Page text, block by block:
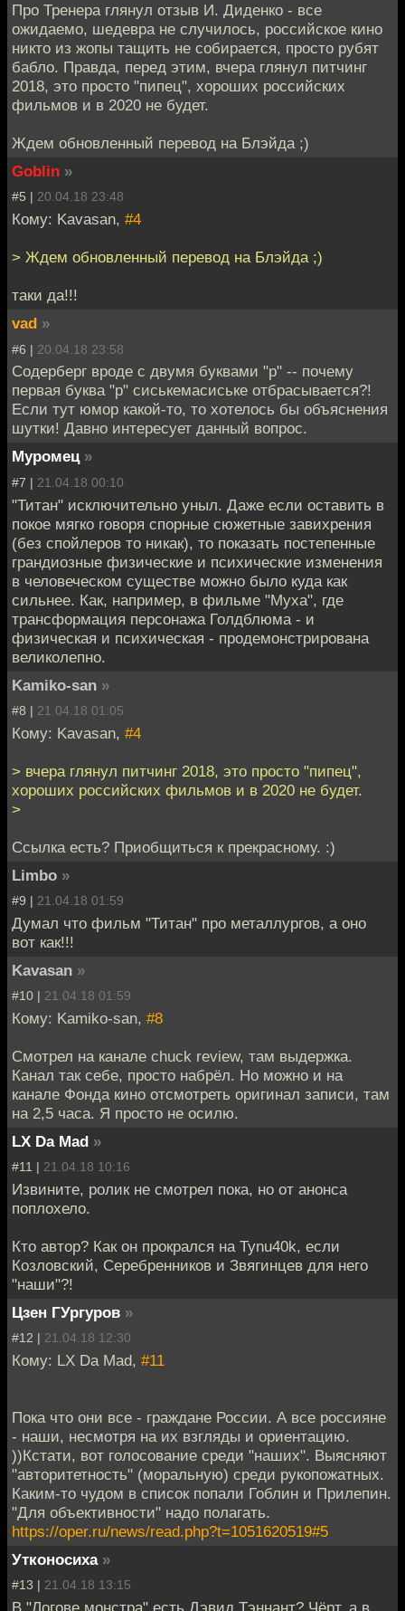
Про Тренера глянул отзыв И. Диденко - все
ожидаемо, шедевра не случилось, российское кино
никто из жопы тащить не собирается, просто рубят
бабло. Правда, перед этим, вчера глянул питчинг
2018, это просто "пипец", хороших российских
фильмов и в 2020 не будет.
Ждем обновленный перевод на Блэйда ;)
Goblin »
#5 | 20.04.18 23:48
Кому: Kavasan, #4
> Ждем обновленный перевод на Блэйда ;)
таки да!!!
vad »
#6 | 20.04.18 23:58
Содерберг вроде с двумя буквами "р" -- почему
первая буква "р" сиськемасиське отбрасывается?!
Если тут юмор какой-то, то хотелось бы объяснения
шутки! Давно интересует данный вопрос.
Муромец »
#7 | 21.04.18 00:10
"Титан" исключительно уныл. Даже если оставить в
покое мягко говоря спорные сюжетные завихрения
(без спойлеров то никак), то показать постепенные
грандиозные физические и психические изменения
в человеческом существе можно было куда как
сильнее. Как, например, в фильме "Муха", где
трансформация персонажа Голдблюма - и
физическая и психическая - продемонстрирована
великолепно.
Kamiko-san »
#8 | 21.04.18 01:05
Кому: Kavasan, #4
> вчера глянул питчинг 2018, это просто "пипец",
хороших российских фильмов и в 2020 не будет.
>
Ссылка есть? Приобщиться к прекрасному. :)
Limbo »
#9 | 21.04.18 01:59
Думал что фильм "Титан" про металлургов, а оно
вот как!!!
Kavasan »
#10 | 21.04.18 01:59
Кому: Kamiko-san, #8
Смотрел на канале chuck review, там выдержка.
Канал так себе, просто набрёл. Но можно и на
канале Фонда кино отсмотреть оригинал записи, там
на 2,5 часа. Я просто не осилю.
LX Da Mad »
#11 | 21.04.18 10:16
Извините, ролик не смотрел пока, но от анонса
поплохело.
Кто автор? Как он прокрался на Tynu40k, если
Козловский, Серебренников и Звягинцев для него
"наши"?!
Цзен ГУргуров »
#12 | 21.04.18 12:30
Кому: LX Da Mad, #11
Пока что они все - граждане России. А все россияне
- наши, несмотря на их взгляды и ориентацию.
))Кстати, вот голосование среди "наших". Выясняют
"авторитетность" (моральную) среди рукопожатных.
Каким-то чудом в список попали Гоблин и Прилепин.
"Для объективности" надо полагать.
https://oper.ru/news/read.php?t=1051620519#5
Утконосиха »
#13 | 21.04.18 13:15
В "Логове монстра" есть Дэвид Тэннант? Чёрт, а в